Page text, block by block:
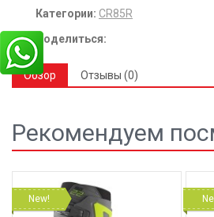
Категории: CR85R
Поделиться:
Обзор Отзывы (0)
Рекомендуем
New!